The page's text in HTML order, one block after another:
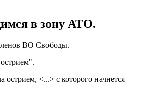
в зону АТО.
ВО Свободы.
<...> с которого начнется